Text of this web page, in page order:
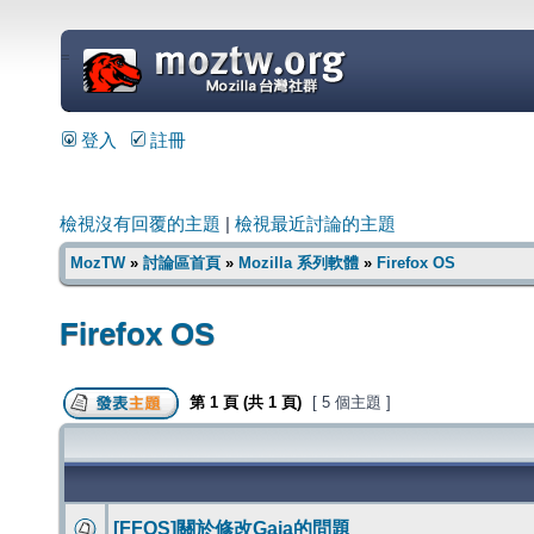
=
登入 註冊
檢視沒有回覆的主題 檢視最近討論的主題
MozTW» 討論區首頁 » Mozilla 系列軟體 » Firefox OS
Firefox OS
第 1 頁 (共 1 頁) [ 5 個主題 ]
[FFOS]關於修改Gaia的問題